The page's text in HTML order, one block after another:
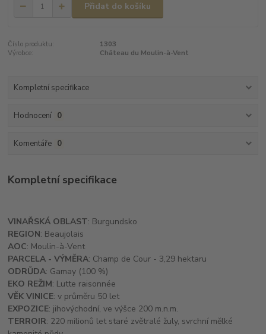
Přidat do košíku
Číslo produktu:
1303
Výrobce:
Château du Moulin-à-Vent
Kompletní specifikace
Hodnocení 0
Komentáře 0
Kompletní specifikace
VINAŘSKÁ OBLAST: Burgundsko
REGION: Beaujolais
AOC: Moulin-à-Vent
PARCELA - VÝMĚRA: Champ de Cour - 3,29 hektaru
ODRŮDA: Gamay (100 %)
EKO REŽIM: Lutte raisonnée
VĚK VINICE: v průměru 50 let
EXPOZICE: jihovýchodní, ve výšce 200 m.n.m.
TERROIR: 220 milionů let staré zvětralé žuly, svrchní mělké